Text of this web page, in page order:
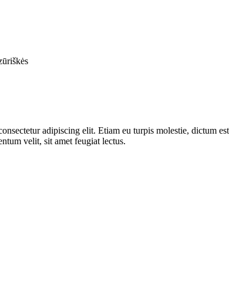
adipiscing elit. Etiam eu turpis molestie, dictum
velit, sit amet feugiat lectus.